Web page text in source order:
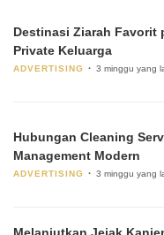
Destinasi Ziarah Favorit
Private Keluarga
ADVERTISING 3 minggu yang
Hubungan Cleaning
Management Modern
ADVERTISING 3 minggu yang